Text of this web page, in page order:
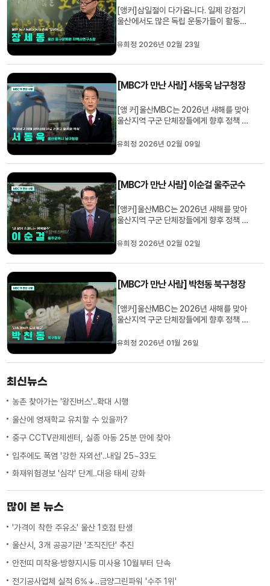
[앵커]삼일절이 다가옵니다. 일제 강점기
울산에서도 많은 독립 운동가들이 활동했
이었던 보성학교에 대해 자세히 알아보겠
구소장님 모셨습니다. 소장님 안녕하십니
는지 간단히 설명 부탁드립니다....
유희정 2026년 02월 23일
[MBC가 만난 사람] 서동욱 남구청장
[앵 커]울산MBC는 2026년 새해를 맞아
울산지역 구군 단체장들에게 향후 정책 방
MBC가 만난 사람, 서동욱 남구청장님 모
자 여러분께 새해를 맞아 인사 말씀 부탁드
망과 활력으로 가득 찬 2026년 새...
유희정 2026년 02월 09일
[MBC가 만난 사람] 이순걸 울주군수
[앵커]울산MBC는 2026년 새해를 맞아
울산지역 구군 단체장들에게 향후 정책 방
다.MBC가 만난 사람, 이순걸 울주군수님
먼저 시청자 분들께 새해 인사말씀 부탁드
니까. 울주군수 이순걸입니다.역동의 말띠
유희정 2026년 02월 02일
[MBC가 만난 사람] 박천동 북구청장
[앵커]울산MBC는 2026년 새해를 맞아
울산지역 구군 단체장들에게 향후 정책 방
MBC가 만난 사람, 박천동 북구청장님 모
자 여러분께 새해를 맞아 인사 말씀 부탁드
유희정 2026년 01월 26일
최신뉴스
농촌 찾아가는 '왕진버스'‥확대 시행
울산에 영재학교 유치할 수 있을까?
중구 CCTV관제센터, 실종 아동 25분 만에 찾아
입추에도 폭염 '강한 자외선'‥내일 25~33도
화재위험경보 '심각' 단계‥대응 태세 강화
많이 본 뉴스
'가격이 착한 주유소' 울산 1호점 탄생
울산시, 3개 공공기관 '조직진단' 추진
안전띠 미착용·방향지시등 미사용 10월부터 단속
전기공사업체 실적 6%↓‥금양그린파워 '수주 1위'